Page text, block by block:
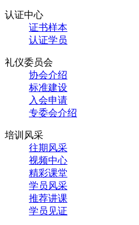
认证中心
证书样本
认证学员
礼仪委员会
协会介绍
标准建设
入会申请
专委会介绍
培训风采
往期风采
视频中心
精彩课堂
学员风采
推荐讲课
学员见证